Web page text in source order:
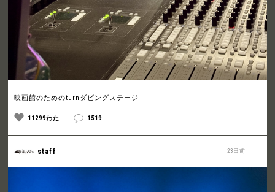
映画館のためのturnダビングステージ
11299わた 1519
23日前
staff